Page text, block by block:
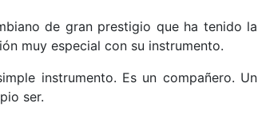
de gran prestigio que ha tenido la
muy especial con su instrumento.
instrumento. Es un compañero. Un
ser.